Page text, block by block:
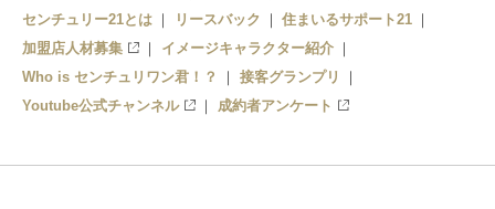
センチュリー21とは
リースバック
住まいるサポート21
加盟店人材募集
イメージキャラクター紹介
Who is センチュリワン君！？
接客グランプリ
Youtube公式チャンネル
成約者アンケート